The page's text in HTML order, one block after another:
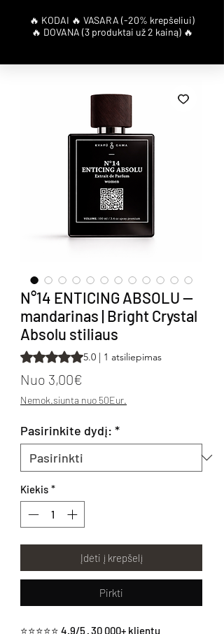
N°14 ENTICING ABSOLU —
mandarinas | Bright Crystal
Absolu stiliaus
Rating is 5.0 out of five stars based on 1
5.0 | 1 atsiliepimas
Nuo 3,00€
Nemok.siunta nuo 50Eur.
Pasirinkite dydį: *
Kiekis *
Įdėti į krepšelį
Pirkti
⭐⭐⭐⭐⭐ 4.9/5 · 30 000+ klientų